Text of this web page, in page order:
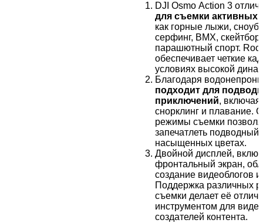
DJI Osmo Action 3
для съемки активных
как горные лыжи,
серфинг, BMX,
парашютный спорт.
обеспечивает четкие
условиях высокой
Благодаря
подходит для
приключений, включая
снорклинг и плавание.
режимы съемки
запечатлеть подводный
насыщенных цветах.
Двойной дисплей,
фронтальный экран,
создание видеоблогов
Поддержка различных
съемки делает её
инструментом для
создателей контента.